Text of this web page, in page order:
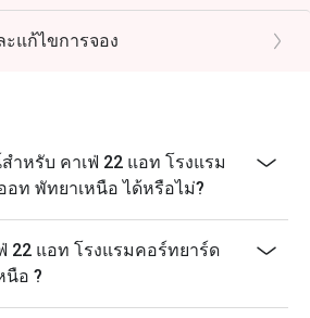
ะแก้ไขการจอง
ำหรับ คาเฟ่ 22 แอท โรงแรม
ท พัทยาเหนือ ได้หรือไม่?
22 แอท โรงแรมคอร์ทยาร์ด
นือ ?